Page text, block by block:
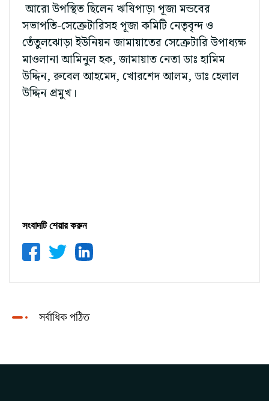
আরো উপস্থিত ছিলেন ঋষিপাড়া পূজা মন্ডবের
সভাপতি-সেক্রেটারিসহ পূজা কমিটি নেতৃবৃন্দ ও
তেঁতুলঝোড়া ইউনিয়ন জামায়াতের সেক্রেটারি উপাধ্যক্ষ
মাওলানা আমিনুল হক, জামায়াত নেতা ডাঃ হামিম
উদ্দিন, রুবেল আহমেদ, খোরশেদ আলম, ডাঃ হেলাল
উদ্দিন প্রমুখ।
সংবাদটি শেয়ার করুন
সর্বাধিক পঠিত